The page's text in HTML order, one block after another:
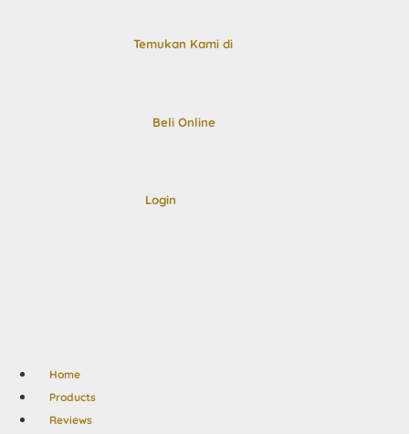
Temukan Kami di
Beli Online
Login
Menu
Home
Products
Reviews